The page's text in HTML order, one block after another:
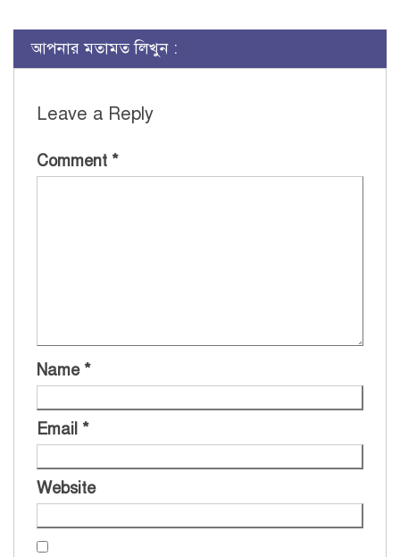
আপনার মতামত লিখুন :
Leave a Reply
Comment *
Name *
Email *
Website